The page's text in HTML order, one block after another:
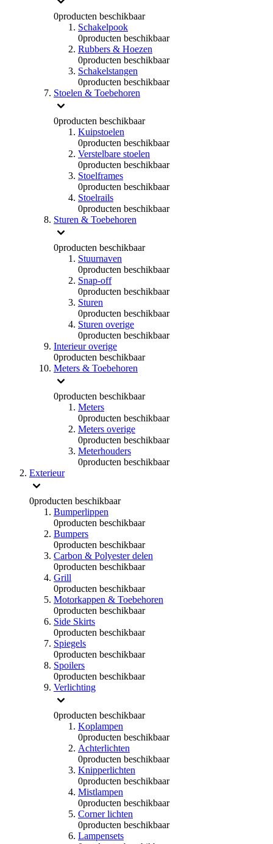
0producten beschikbaar
Schakelpook
0producten beschikbaar
Rubbers & Hoezen
0producten beschikbaar
Schakelstangen
0producten beschikbaar
Stoelen & Toebehoren
0producten beschikbaar
Kuipstoelen
0producten beschikbaar
Verstelbare stoelen
0producten beschikbaar
Stoelframes
0producten beschikbaar
Stoelrails
0producten beschikbaar
Sturen & Toebehoren
0producten beschikbaar
Stuurnaven
0producten beschikbaar
Snap-off
0producten beschikbaar
Sturen
0producten beschikbaar
Sturen overige
0producten beschikbaar
Interieur overige
0producten beschikbaar
Meters & Toebehoren
0producten beschikbaar
Meters
0producten beschikbaar
Meters overige
0producten beschikbaar
Meterhouders
0producten beschikbaar
Exterieur
0producten beschikbaar
Bumperlippen
0producten beschikbaar
Bumpers
0producten beschikbaar
Carbon & Polyester delen
0producten beschikbaar
Grill
0producten beschikbaar
Motorkappen & Toebehoren
0producten beschikbaar
Side Skirts
0producten beschikbaar
Spiegels
0producten beschikbaar
Spoilers
0producten beschikbaar
Verlichting
0producten beschikbaar
Koplampen
0producten beschikbaar
Achterlichten
0producten beschikbaar
Knipperlichten
0producten beschikbaar
Mistlampen
0producten beschikbaar
Corner lichten
0producten beschikbaar
Lampensets